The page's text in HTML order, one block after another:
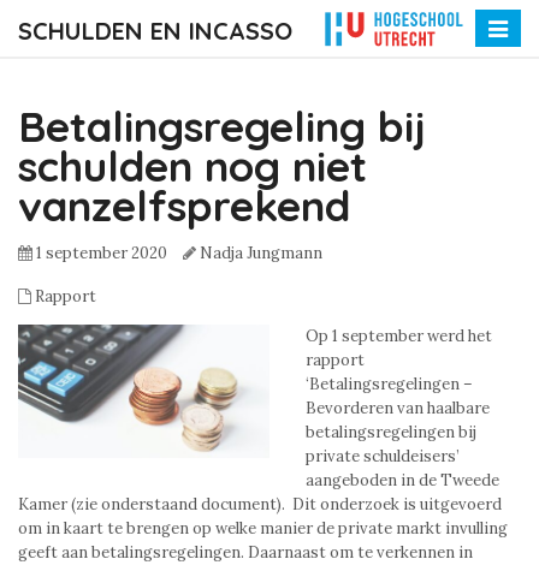
SCHULDEN EN INCASSO
Toggle
Betalingsregeling bij
schulden nog niet
vanzelfsprekend
1 september 2020 Nadja Jungmann
Rapport
Op 1 september werd het
rapport
‘Betalingsregelingen –
Bevorderen van haalbare
betalingsregelingen bij
private schuldeisers’
aangeboden in de Tweede
Kamer (zie onderstaand document). Dit onderzoek is uitgevoerd
om in kaart te brengen op welke manier de private markt invulling
geeft aan betalingsregelingen. Daarnaast om te verkennen in